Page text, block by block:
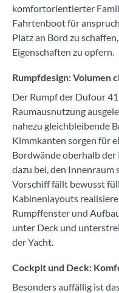
komfortorientierter
Fahrtenboot für
Platz an Bord zu
Eigenschaften zu opfern.
Rumpfdesign: Volumen
Der Rumpf der Dufour
Raumausnutzung
nahezu gleichbleibende
Kimmkanten sorgen für
Bordwände oberhalb
dazu bei, den Innenraum
Vorschiff fällt bewusst
Kabinenlayouts
Rumpffenster und
unter Deck und
der Yacht.
Cockpit und Deck:
Besonders auffällig ist